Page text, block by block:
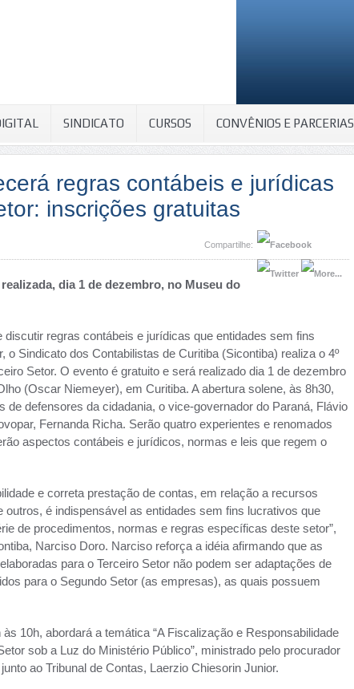
SINDICATO CURSOS CONVÊNIOS E PARCERIAS
regras contábeis e jurídicas
inscrições gratuitas
Compartilhe:
dia 1 de dezembro, no Museu do
discutir regras contábeis e jurídicas que entidades sem fins
o Sindicato dos Contabilistas de Curitiba (Sicontiba) realiza o 4º
Setor. O evento é gratuito e será realizado dia 1 de dezembro
(Oscar Niemeyer), em Curitiba. A abertura solene, às 8h30,
de defensores da cidadania, o vice-governador do Paraná, Flávio
Fernanda Richa. Serão quatro experientes e renomados
aspectos contábeis e jurídicos, normas e leis que regem o
e correta prestação de contas, em relação a recursos
outros, é indispensável as entidades sem fins lucrativos que
de procedimentos, normas e regras específicas deste setor”,
Narciso Doro. Narciso reforça a idéia afirmando que as
para o Terceiro Setor não podem ser adaptações de
para o Segundo Setor (as empresas), as quais possuem
10h, abordará a temática “A Fiscalização e Responsabilidade
sob a Luz do Ministério Público”, ministrado pelo procurador
ao Tribunal de Contas, Laerzio Chiesorin Junior.